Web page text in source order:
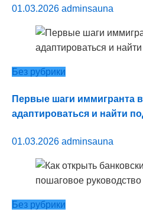
01.03.2026 adminsauna
Без рубрики
Первые шаги иммигранта
адаптироваться и найти
01.03.2026 adminsauna
Без рубрики